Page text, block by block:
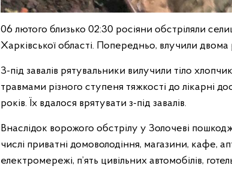
06 лютого близько 02:30 росіяни обстріляли
Харківської області. Попередньо, влучили
З-під завалів рятувальники вилучили тіло
травмами різного ступеня тяжкості до лікарні
років. Їх вдалося врятувати з-під завалів.
Внаслідок ворожого обстрілу у Золочеві
числі приватні домоволодіння, магазини, кафе,
електромережі, п’ять цивільних автомобілів,